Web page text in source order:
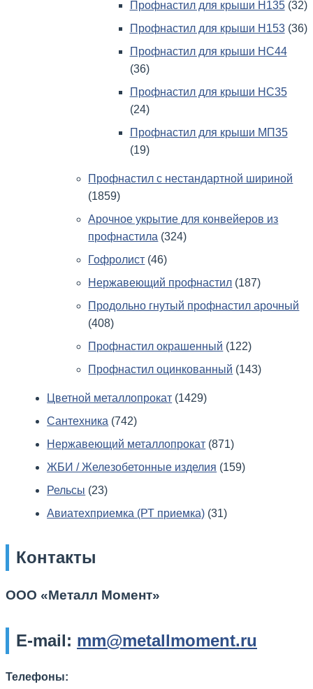
Профнастил для крыши Н135 (32)
Профнастил для крыши Н153 (36)
Профнастил для крыши НС44
(36)
Профнастил для крыши НС35
(24)
Профнастил для крыши МП35
(19)
Профнастил с нестандартной шириной
(1859)
Арочное укрытие для конвейеров из
профнастила (324)
Гофролист (46)
Нержавеющий профнастил (187)
Продольно гнутый профнастил арочный
(408)
Профнастил окрашенный (122)
Профнастил оцинкованный (143)
Цветной металлопрокат (1429)
Сантехника (742)
Нержавеющий металлопрокат (871)
ЖБИ / Железобетонные изделия (159)
Рельсы (23)
Авиатехприемка (РТ приемка) (31)
Контакты
ООО «Металл Момент»
E-mail: mm@metallmoment.ru
Телефоны: